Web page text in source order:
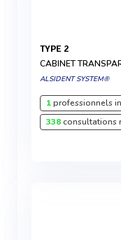
TYPE 2
CABINET
ALSIDENT SYSTEM®
1professionnels
338consultations